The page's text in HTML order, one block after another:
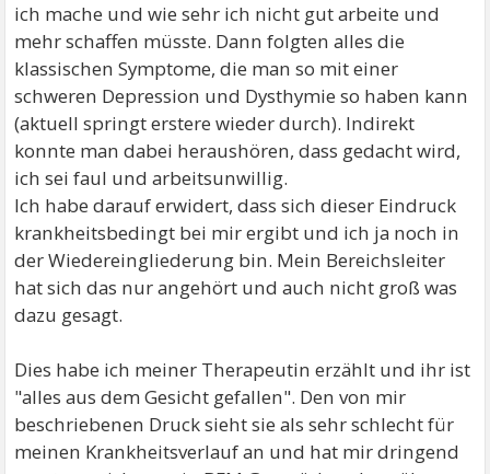
ich mache und wie sehr ich nicht gut arbeite und
mehr schaffen müsste. Dann folgten alles die
klassischen Symptome, die man so mit einer
schweren Depression und Dysthymie so haben kann
(aktuell springt erstere wieder durch). Indirekt
konnte man dabei heraushören, dass gedacht wird,
ich sei faul und arbeitsunwillig.
Ich habe darauf erwidert, dass sich dieser Eindruck
krankheitsbedingt bei mir ergibt und ich ja noch in
der Wiedereingliederung bin. Mein Bereichsleiter
hat sich das nur angehört und auch nicht groß was
dazu gesagt.
Dies habe ich meiner Therapeutin erzählt und ihr ist
"alles aus dem Gesicht gefallen". Den von mir
beschriebenen Druck sieht sie als sehr schlecht für
meinen Krankheitsverlauf an und hat mir dringend